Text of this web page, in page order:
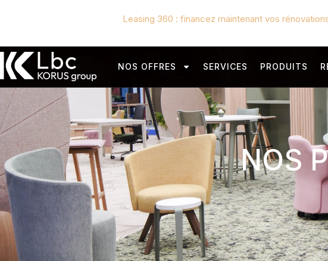
Leasing 360 : financez maintenant vos
NOS OFFRES SERVICES PRODUITS
NOS